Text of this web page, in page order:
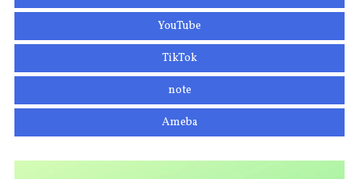
YouTube
TikTok
note
Ameba